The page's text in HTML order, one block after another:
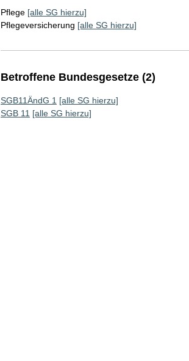
Pflege [alle SG hierzu]
Pflegeversicherung [alle SG hierzu]
Betroffene Bundesgesetze (2)
SGB11ÄndG 1 [alle SG hierzu]
SGB 11 [alle SG hierzu]